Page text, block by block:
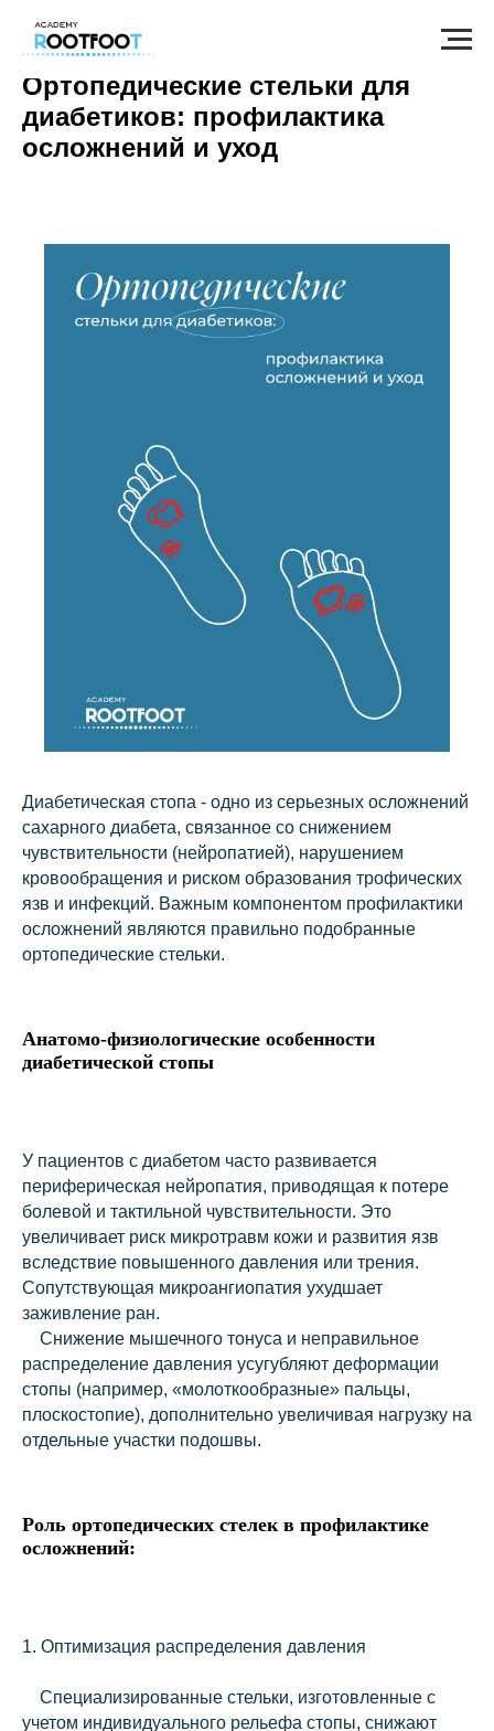
Ортопедические стельки для
диабетиков: профилактика
осложнений и уход
Диабетическая стопа - одно из серьезных осложнений
сахарного диабета, связанное со снижением
чувствительности (нейропатией), нарушением
кровообращения и риском образования трофических
язв и инфекций. Важным компонентом профилактики
осложнений являются правильно подобранные
ортопедические стельки.
Анатомо-физиологические особенности
диабетической стопы
У пациентов с диабетом часто развивается
периферическая нейропатия, приводящая к потере
болевой и тактильной чувствительности. Это
увеличивает риск микротравм кожи и развития язв
вследствие повышенного давления или трения.
Сопутствующая микроангиопатия ухудшает
заживление ран.
Снижение мышечного тонуса и неправильное
распределение давления усугубляют деформации
стопы (например, «молоткообразные» пальцы,
плоскостопие), дополнительно увеличивая нагрузку на
отдельные участки подошвы.
Роль ортопедических стелек в профилактике
осложнений:
1. Оптимизация распределения давления
Специализированные стельки, изготовленные с
учетом индивидуального рельефа стопы, снижают